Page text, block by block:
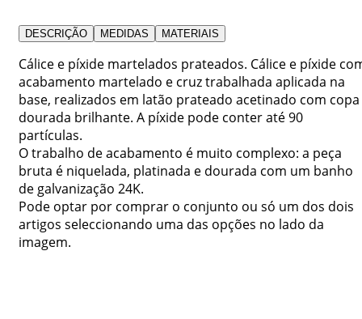
DESCRIÇÃO MEDIDAS MATERIAIS
Cálice e píxide martelados prateados. Cálice e píxide
acabamento martelado e cruz trabalhada aplicada na
base, realizados em latão prateado acetinado com copa
dourada brilhante. A píxide pode conter até 90
partículas.
O trabalho de acabamento é muito complexo: a peça
bruta é niquelada, platinada e dourada com um banho
de galvanização 24K.
Pode optar por comprar o conjunto ou só um dos dois
artigos seleccionando uma das opções no lado da
imagem.